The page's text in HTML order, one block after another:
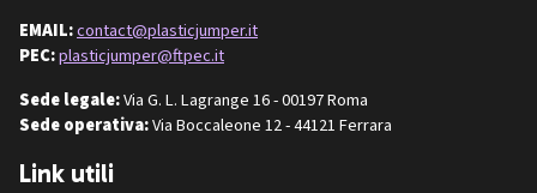
EMAIL:contact@plasticjumper.it
PEC:plasticjumper@ftpec.it
Sede legale:Via G. L. Lagrange 16 - 00197 Roma
Sede operativa:Via Boccaleone 12 - 44121 Ferrara
Link utili